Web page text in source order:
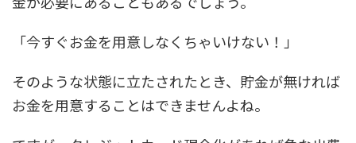
「今すぐお金を用意しなくちゃいけない！」
そのような状態に立たされたとき、貯金が無ければ
お金を用意することはできませんよね。